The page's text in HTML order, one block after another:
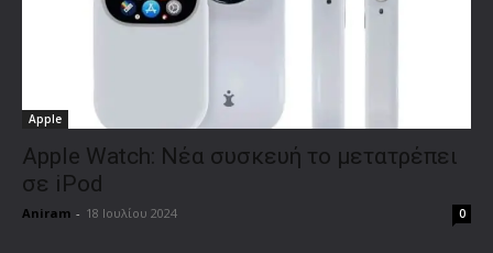
Apple
Apple Watch: Νέα συσκευή το μετατρέπει
σε iPod
Aniram - 18 Ιουλίου 2024 0